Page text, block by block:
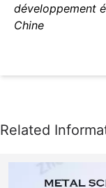
développement
Chine